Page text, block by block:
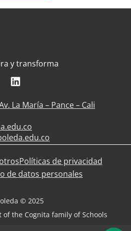
y transforma
La María – Pance – Cali
Políticas de privacidad
de datos personales
© 2025
of the Cognita family of Schools